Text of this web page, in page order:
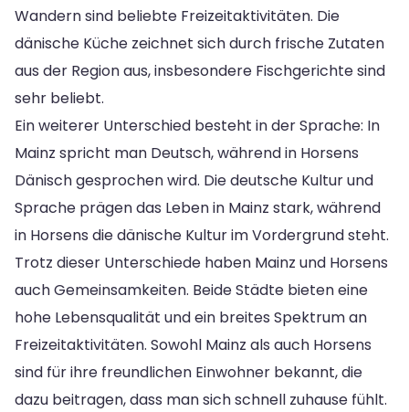
Wandern sind beliebte Freizeitaktivitäten. Die
dänische Küche zeichnet sich durch frische Zutaten
aus der Region aus, insbesondere Fischgerichte sind
sehr beliebt.
Ein weiterer Unterschied besteht in der Sprache: In
Mainz spricht man Deutsch, während in Horsens
Dänisch gesprochen wird. Die deutsche Kultur und
Sprache prägen das Leben in Mainz stark, während
in Horsens die dänische Kultur im Vordergrund steht.
Trotz dieser Unterschiede haben Mainz und Horsens
auch Gemeinsamkeiten. Beide Städte bieten eine
hohe Lebensqualität und ein breites Spektrum an
Freizeitaktivitäten. Sowohl Mainz als auch Horsens
sind für ihre freundlichen Einwohner bekannt, die
dazu beitragen, dass man sich schnell zuhause fühlt.